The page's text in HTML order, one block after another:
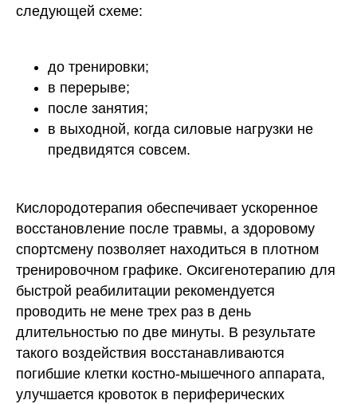
следующей схеме:
до тренировки;
в перерыве;
после занятия;
в выходной, когда силовые нагрузки не
предвидятся совсем.
Кислородотерапия обеспечивает ускоренное
восстановление после травмы, а здоровому
спортсмену позволяет находиться в плотном
тренировочном графике. Оксигенотерапию для
быстрой реабилитации рекомендуется
проводить не мене трех раз в день
длительностью по две минуты. В результате
такого воздействия восстанавливаются
погибшие клетки костно-мышечного аппарата,
улучшается кровоток в периферических
Каталог Отзывы
Контакты Реквизиты компании
Договор оферты
Согласие на обработку персональных данных
Правила проведения оплат и возвратов